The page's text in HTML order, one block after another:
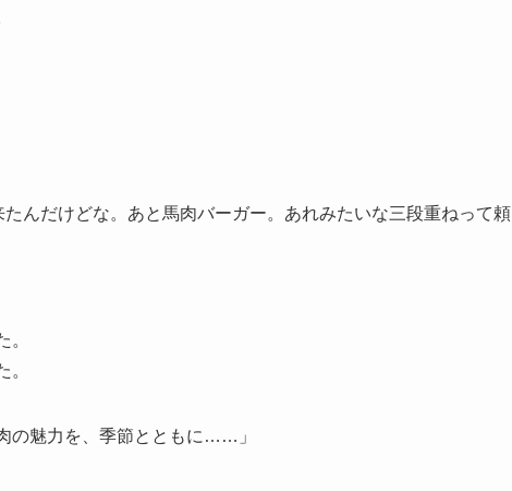
んだけどな。あと馬肉バーガー。あれみたいな三段重ねって頼
。
。
の魅力を、季節とともに……」